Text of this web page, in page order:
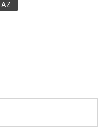
AZ